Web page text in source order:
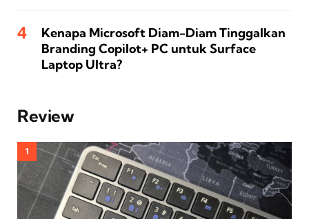
Kenapa Microsoft Diam-Diam Tinggalkan
Branding Copilot+ PC untuk Surface
Laptop Ultra?
Review